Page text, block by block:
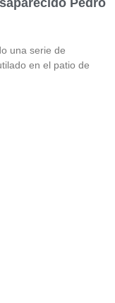
Pedro
una serie de
en el patio de